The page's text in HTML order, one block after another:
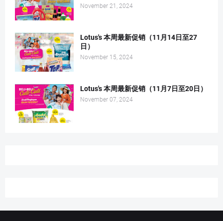
November 21, 2024
Lotus's 本周最新促销（11月14日至27
日）
November 15, 2024
Lotus's 本周最新促销（11月7日至20日）
November 07, 2024